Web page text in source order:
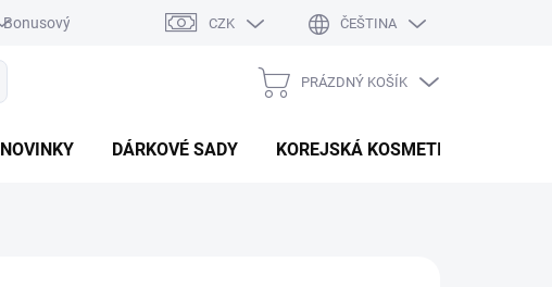
Bonusový system Hodnocení obchodu
CZK ČEŠTINA
KOŠÍK
PRÁZDNÝ KOŠÍK
NOVINKY DÁRKOVÉ SADY KOREJSKÁ KOSMETIKA